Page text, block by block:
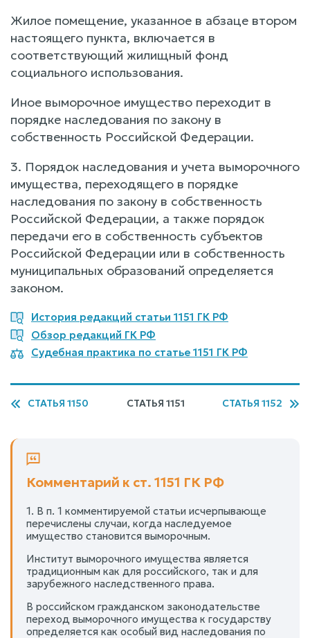
Жилое помещение, указанное в абзаце втором
настоящего пункта, включается в
соответствующий жилищный фонд
социального использования.
Иное выморочное имущество переходит в
порядке наследования по закону в
собственность Российской Федерации.
3. Порядок наследования и учета выморочного
имущества, переходящего в порядке
наследования по закону в собственность
Российской Федерации, а также порядок
передачи его в собственность субъектов
Российской Федерации или в собственность
муниципальных образований определяется
законом.
История редакций статьи 1151 ГК РФ
Обзор редакций ГК РФ
Судебная практика по статье 1151 ГК РФ
СТАТЬЯ 1150 СТАТЬЯ 1151 СТАТЬЯ 1152
Комментарий к ст. 1151 ГК РФ
1. В п. 1 комментируемой статьи исчерпывающе
перечислены случаи, когда наследуемое
имущество становится выморочным.
Институт выморочного имущества является
традиционным как для российского, так и для
зарубежного наследственного права.
В российском гражданском законодательстве
переход выморочного имущества к государству
определяется как особый вид наследования по